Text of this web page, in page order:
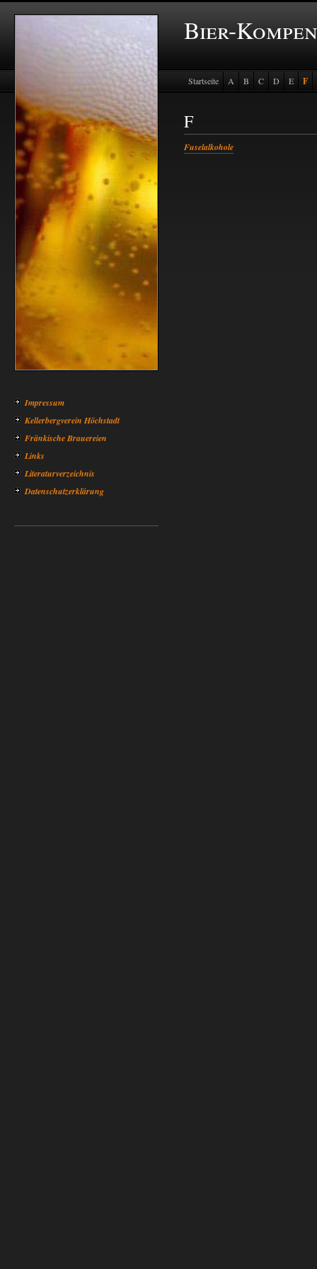
Bier-
Impressum
Kellerbergverein Höchstadt
Fränkische Brauereien
Links
Literaturverzeichnis
Datenschutzerklärung
Startseite A B C D E F
F
Fuselalkohole